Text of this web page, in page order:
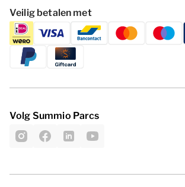
Veilig betalen met
Volg Summio Parcs